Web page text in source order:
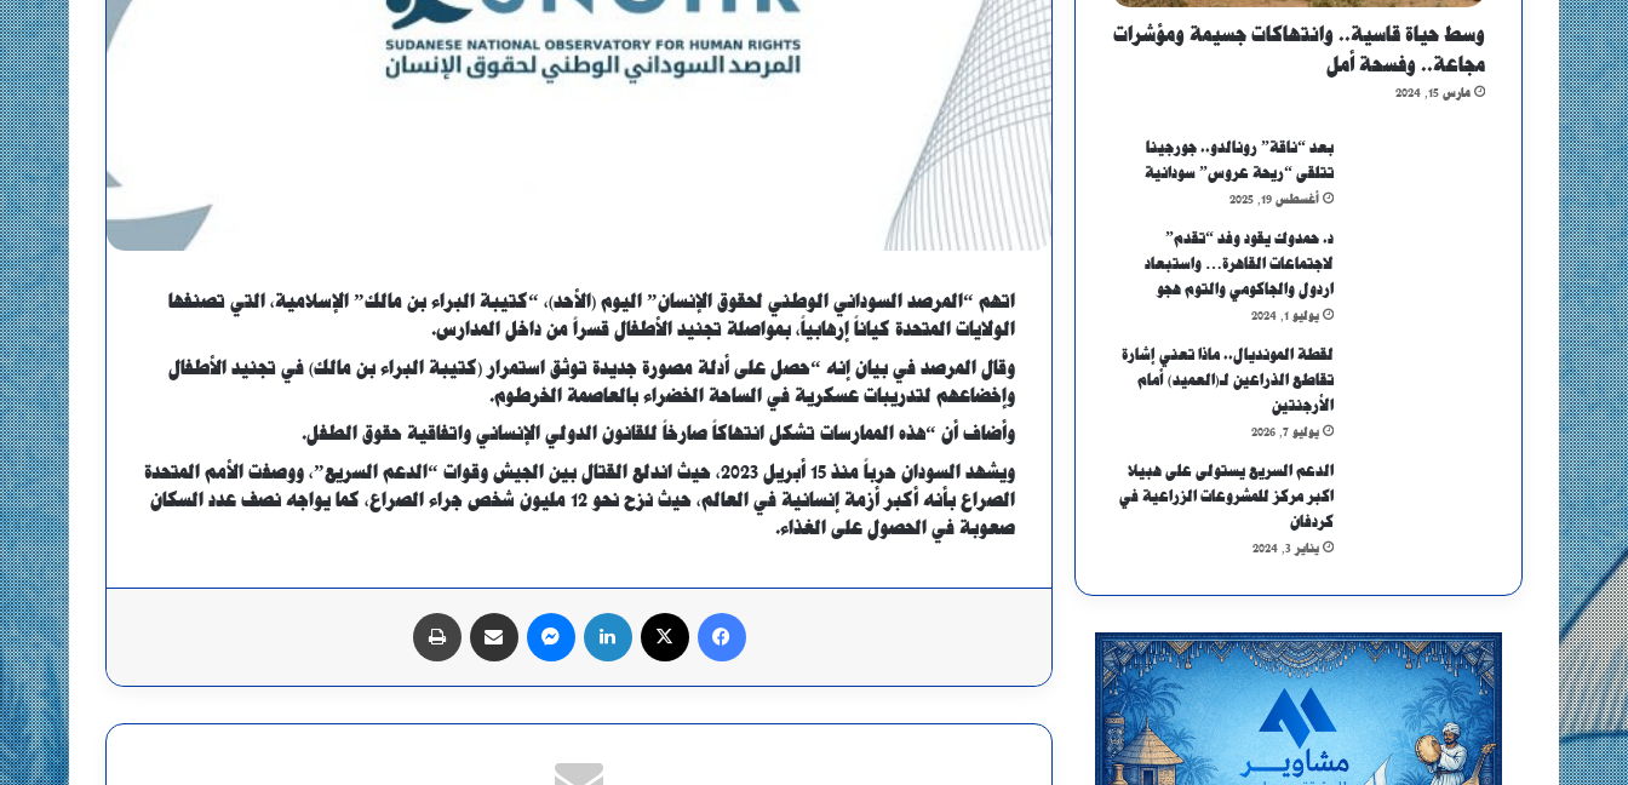
اتهم “المرصد السوداني الوطني لحقوق الإنسان” اليوم (الأحد)، “كتيبة البراء بن مالك” الإسلامية، التي تصنفها
الولايات المتحدة كياناً إرهابياً، بمواصلة تجنيد الأطفال قسراً من داخل المدارس.
وقال المرصد في بيان إنه “حصل على أدلة مصورة جديدة توثق استمرار (كتيبة البراء بن مالك) في تجنيد الأطفال
وإخضاعهم لتدريبات عسكرية في الساحة الخضراء بالعاصمة الخرطوم.
وأضاف أن “هذه الممارسات تشكل انتهاكاً صارخاً للقانون الدولي الإنساني واتفاقية حقوق الطفل.
ويشهد السودان حرباً منذ 15 أبريل 2023، حيث اندلع القتال بين الجيش وقوات “الدعم السريع”، ووصفت الأمم المتحدة
الصراع بأنه أكبر أزمة إنسانية في العالم، حيث نزح نحو 12 مليون شخص جراء الصراع، كما يواجه نصف عدد السكان
صعوبة في الحصول على الغذاء.
فيسبوك لينكدإن ماسنجر مشاركة عبر البريد
وسط حياة قاسية.. وانتهاكات جسيمة ومؤشرات
مجاعة.. وفسحة أمل
مارس 15, 2024
بعد “ناقة” رونالدو.. جورجينا
تتلقى “ريحة عروس” سودانية
أغسطس 19, 2025
د. حمدوك يقود وفد “تقدم”
لاجتماعات القاهرة… واستبعاد
اردول والجاكومي والتوم هجو
يوليو 1, 2024
لقطة المونديال.. ماذا تعني إشارة
تقاطع الذراعين لـ(العميد) أمام
الأرجنتين
يوليو 7, 2026
الدعم السريع يستولى على هبيلا
اكبر مركز للمشروعات الزراعية في
كردفان
يناير 3, 2024